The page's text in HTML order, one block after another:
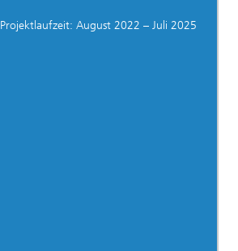
Projektlaufzeit: August 2022 – Juli 2025